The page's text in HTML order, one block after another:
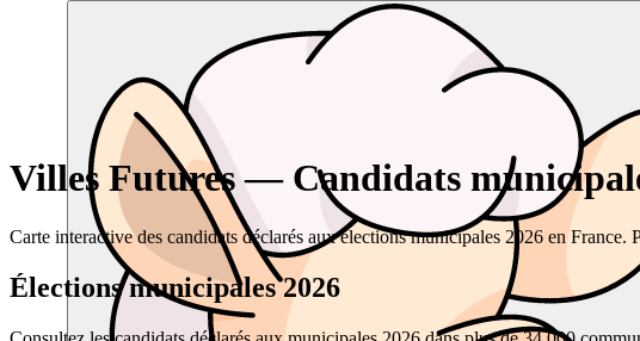
Villes Futures — Candidats
Carte interactive des candidats déclarés aux élections municipales 2026 en
Élections municipales 2026